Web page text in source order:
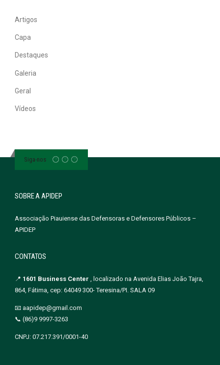
Artigos
Capa
Destaques
Galeria
Geral
Vídeos
Siga-nos
SOBRE A APIDEP
Associação Piauiense das Defensoras e Defensores Públicos –
APIDEP
CONTATOS
📍 1601 Business Center , localizado na Avenida Elias João Tajra,
864, Fátima, cep: 64049 300- Teresina/PI. SALA 09
📧 aapidep@gmail.com
📞 (86)9 9997-3263
CNPJ: 07.217.391/0001-40